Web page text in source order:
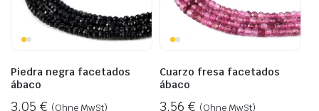
Piedra negra facetados
ábaco
3,05 € (Ohne MwSt)
Cuarzo fresa facetados
ábaco
3,56 € (Ohne MwSt)